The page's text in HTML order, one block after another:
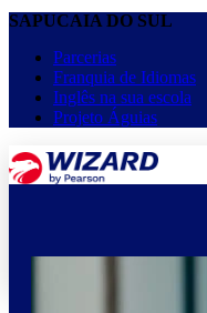
SAPUCAIA DO SUL
Parcerias
Franquia de Idiomas
Inglês na sua escola
Projeto Águias